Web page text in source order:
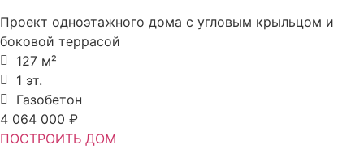
Проект одноэтажного дома с угловым крыльцом и
боковой террасой
127 м²
1 эт.
Газобетон
4 064 000 ₽
ПОСТРОИТЬ ДОМ